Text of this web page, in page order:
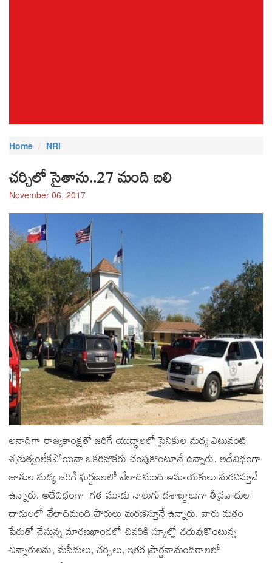
Home NRI
చర్చిలో సైతాను..27 మంది బలి
November 06, 2017
అనాదిగా రాజ్యకాంక్షతో జరిగే యుద్ధాలలో సైనికుల మద్య ఎటువంటి
శత్రుత్వంలేకపోయినా ఒకరినొకరు చంపుకొంటూనే ఉన్నారు. అదేవిధంగా
జాతుల మద్య జరిగే ఘర్షణలలో వేలాదిమంది అమాయకులు మరనిస్తూనే
ఉన్నారు. అదేవిధంగా గత మూడు నాలుగు దశాబ్దాలుగా తీవ్రవాదుల
దాడులలో వేలాదిమంది పౌరులు మరణిస్తూనే ఉన్నారు. వారు మతం
పేరుతో చేస్తున్న మారణఖాండలో చివరికి స్కూల్లో చదువుకొంటున్న
చిన్నారులను, మసీదులు, చర్చిలు, ఇతర ప్రార్ధనామందిరాలలో